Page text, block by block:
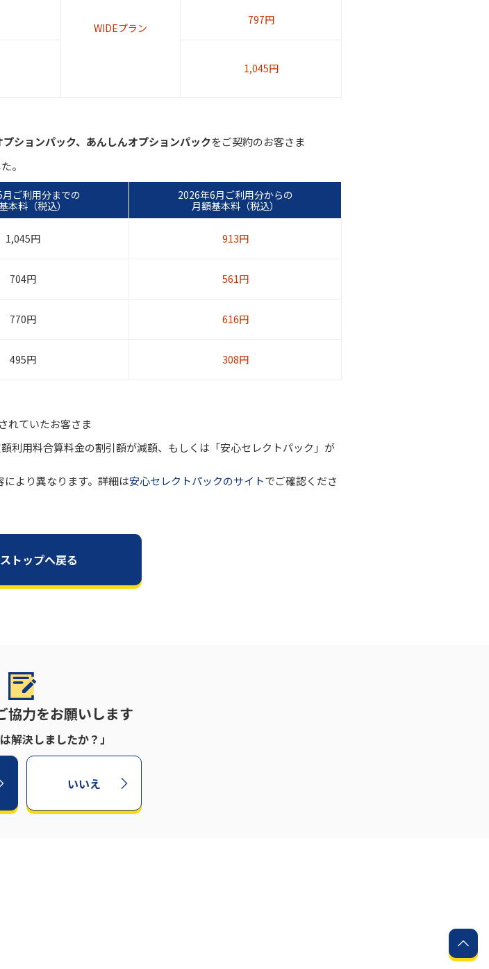
WIDEプラン
797円
1,045円
ションパック、あんしんオプションパックをご契約のお客さま
。
ご利用分までの
本料（税込）
2026年6月ご利用分からの
月額基本料（税込）
1,045円 913円
704円 561円
770円 616円
495円 308円
れていたお客さま
利用料合算料金の割引額が減額、もしくは「安心セレクトパック」が
により異なります。詳細は安心セレクトパックのサイトでご確認くださ
トップへ戻る
協力をお願いします
解決しましたか？」
いいえ